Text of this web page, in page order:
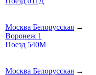
Москва Белорусская →
Воронеж 1
Поезд 540М
Москва Белорусская →